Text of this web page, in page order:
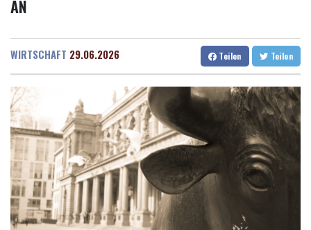
Baden-Baden
knüpfen
und Berlin pünktlich
Waldbrände in Kanada: Notstand in Provinz British Columbia
ausgerufen
Verdacht auf illegales Rennen: Zwei Tote nach Motorrad-Unfall
in Köln
Im EM-Becken: Berkhahn sieht "nicht viele Medaillenchancen"
AN
WIRTSCHAFT 29.06.2026 Teilen Teilen